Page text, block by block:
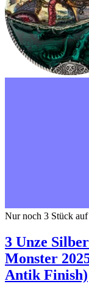
Nur noch 3 Stück
3 Unze
Monster
Antik Finish)